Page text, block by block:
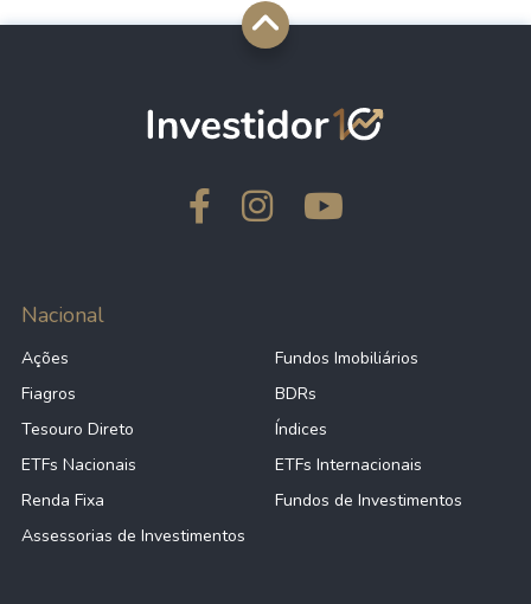
Nacional
Ações
Fundos Imobiliários
Fiagros
BDRs
Tesouro Direto
Índices
ETFs Nacionais
ETFs Internacionais
Renda Fixa
Fundos de Investimentos
Assessorias de Investimentos